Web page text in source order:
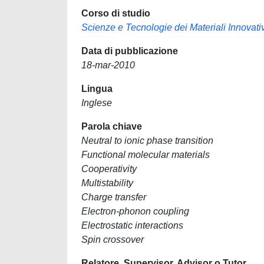
Corso di studio
Scienze e Tecnologie dei Materiali
Data di pubblicazione
18-mar-2010
Lingua
Inglese
Parola chiave
Neutral to ionic phase transition
Functional molecular materials
Cooperativity
Multistability
Charge transfer
Electron-phonon coupling
Electrostatic interactions
Spin crossover